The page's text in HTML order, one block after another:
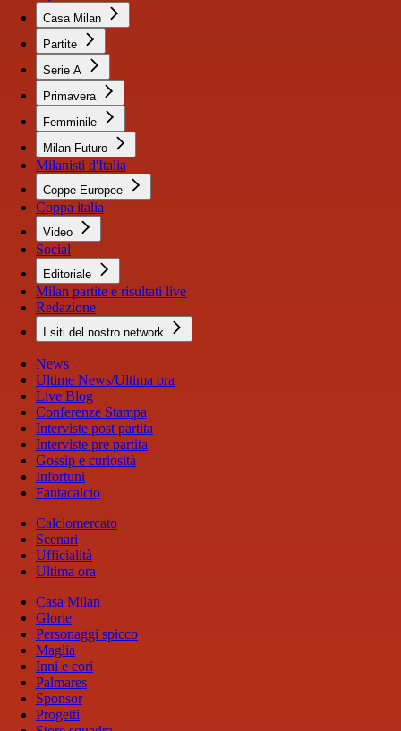
Casa Milan
Partite
Serie A
Primavera
Femminile
Milan Futuro
Milanisti d'Italia
Coppe Europee
Coppa italia
Video
Social
Editoriale
Milan partite e risultati live
Redazione
I siti del nostro network
News
Ultime News/Ultima ora
Live Blog
Conferenze Stampa
Interviste post partita
Interviste pre partita
Gossip e curiosità
Infortuni
Fantacalcio
Calciomercato
Scenari
Ufficialità
Ultima ora
Casa Milan
Glorie
Personaggi spicco
Maglia
Inni e cori
Palmares
Sponsor
Progetti